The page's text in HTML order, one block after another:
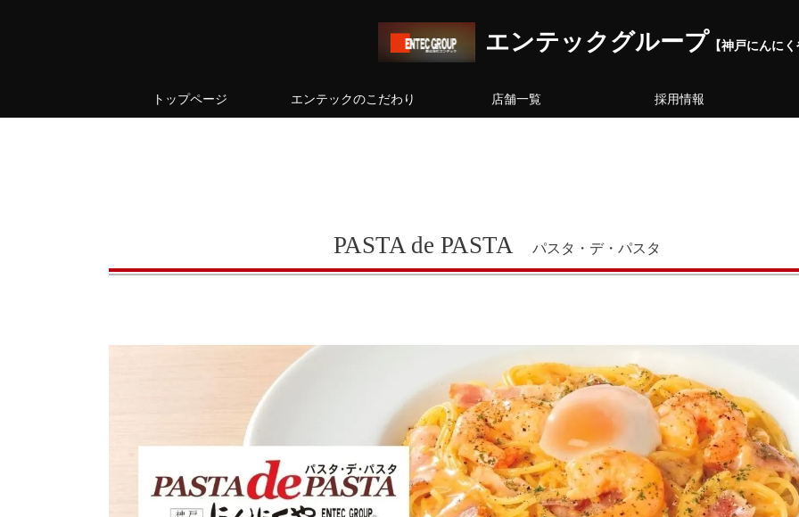
エンテックグループ 【神戸にんに
トップページ エンテックのこだわり 店舗一覧 採用情報
PASTA de PASTA パスタ・デ・パスタ